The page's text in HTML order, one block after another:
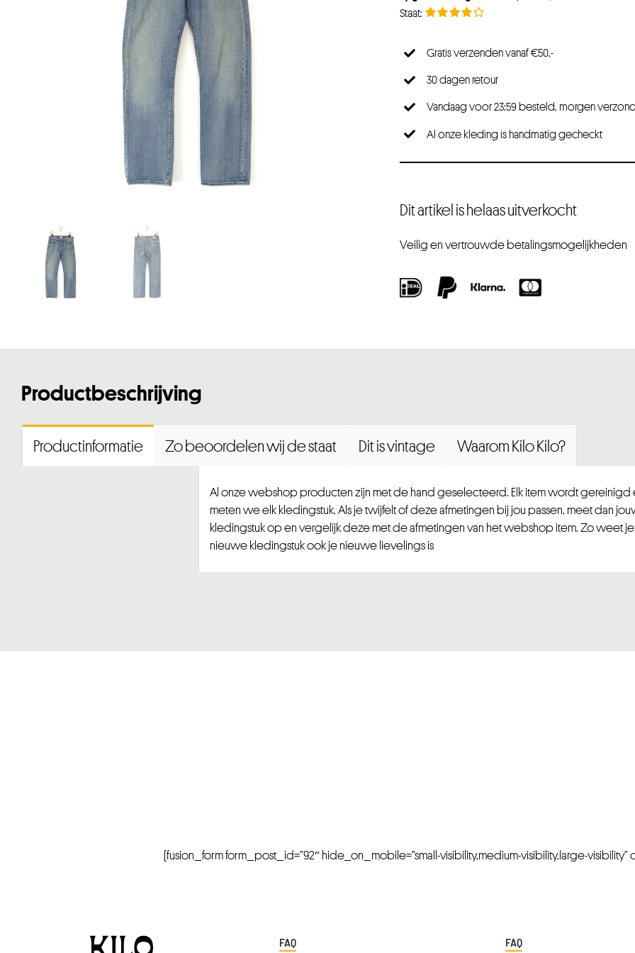
Gratis verzenden vanaf €50,-
30 dagen retour
Vandaag voor 23:59 besteld, morgen
Al onze kleding is handmatig gecheckt
Dit artikel is helaas uitverkocht
Veilig en vertrouwde betalingsmogelijkheden
Productbeschrijving
Productinformatie Zo beoordelen wij de staat Dit is vintage Waarom Kilo Kilo?
Al onze webshop producten zijn met de hand geselecteerd. Elk item wordt gereinigd
meten we elk kledingstuk. Als je twijfelt of deze afmetingen bij jou passen, meet dan
kledingstuk op en vergelijk deze met de afmetingen van het webshop item. Zo weet
nieuwe kledingstuk ook je nieuwe lievelings is
[fusion_form form_post_id=”92″ hide_on_mobile=”small-visibility,medium-visibility,large-visibility”
FAQ FAQ